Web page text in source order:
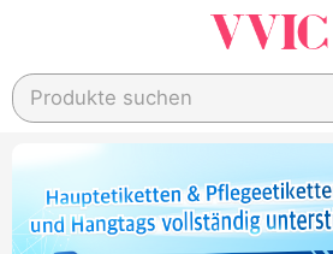
Produkte suchen